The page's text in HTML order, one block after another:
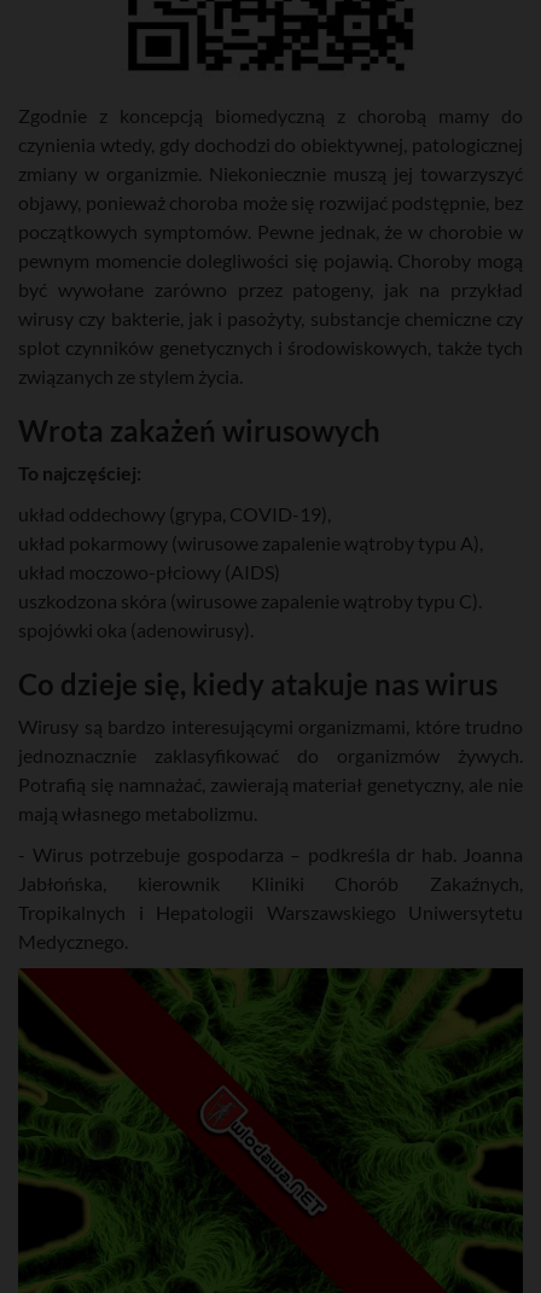
Zgodnie z koncepcją biomedyczną z chorobą mamy do
czynienia wtedy, gdy dochodzi do obiektywnej, patologicznej
zmiany w organizmie. Niekoniecznie muszą jej towarzyszyć
objawy, ponieważ choroba może się rozwijać podstępnie, bez
początkowych symptomów. Pewne jednak, że w chorobie w
pewnym momencie dolegliwości się pojawią. Choroby mogą
być wywołane zarówno przez patogeny, jak na przykład
wirusy czy bakterie, jak i pasożyty, substancje chemiczne czy
splot czynników genetycznych i środowiskowych, także tych
związanych ze stylem życia.
Wrota zakażeń wirusowych
To najczęściej:
układ oddechowy (grypa, COVID-19),
układ pokarmowy (wirusowe zapalenie wątroby typu A),
układ moczowo-płciowy (AIDS)
uszkodzona skóra (wirusowe zapalenie wątroby typu C).
spojówki oka (adenowirusy).
Co dzieje się, kiedy atakuje nas wirus
Wirusy są bardzo interesującymi organizmami, które trudno
jednoznacznie zaklasyfikować do organizmów żywych.
Potrafią się namnażać, zawierają materiał genetyczny, ale nie
mają własnego metabolizmu.
- Wirus potrzebuje gospodarza – podkreśla dr hab. Joanna
Jabłońska, kierownik Kliniki Chorób Zakaźnych,
Tropikalnych i Hepatologii Warszawskiego Uniwersytetu
Medycznego.